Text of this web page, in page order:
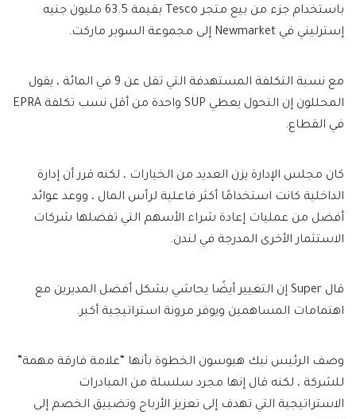
باستخدام جزء من بيع متجر Tesco بقيمة 63.5 مليون جنيه
إسترليني في Newmarket إلى مجموعة السوبر ماركت.
مع نسبة التكلفة المستهدفة التي تقل عن 9 في المائة ، يقول
المحللون إن التحول يعطي SUP واحدة من أقل نسب تكلفة EPRA
في القطاع.
كان مجلس الإدارة يزن العديد من الخيارات ، لكنه قرر أن إدارة
الداخلية كانت استخدامًا أكثر فاعلية لرأس المال ، ووعد عوائد
أفضل من عمليات إعادة شراء الأسهم التي تفضلها شركات
الاستثمار الأخرى المدرجة في لندن.
قال Super إن التغيير أيضًا يحاشي بشكل أفضل المديرين مع
اهتمامات المساهمين ويوفر مرونة استراتيجية أكبر.
وصف الرئيس نيك هيوسون الخطوة بأنها “علامة فارقة مهمة”
للشركة ، لكنه قال إنها مجرد سلسلة من المبادرات
الاستراتيجية التي تهدف إلى تعزيز الأرباح وتضييق الخصم إلى